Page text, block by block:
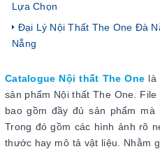
Lựa Chọn
Đại Lý Nội Thất The One Đà
Nẵng
Catalogue Nội thất The One là
sản phẩm Nội thất The One.
bao gồm đầy đủ sản phẩm
Trong đó gồm các hình ảnh rõ
thước hay mô tả vật liệu. Nhằm